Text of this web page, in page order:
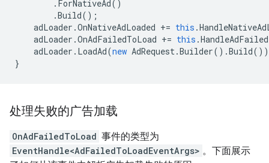
. ForNativeAd ()
.Build();
adLoader .OnNativeAdLoaded += this .
adLoader .OnAdFailedToLoad += this .
adLoader . LoadAd(new AdRequest.Builder().Build
}
处理失败的广告加载
OnAdFailedToLoad 事件的类型为
EventHandle<AdFailedToLoadEventArgs> 。下面展示